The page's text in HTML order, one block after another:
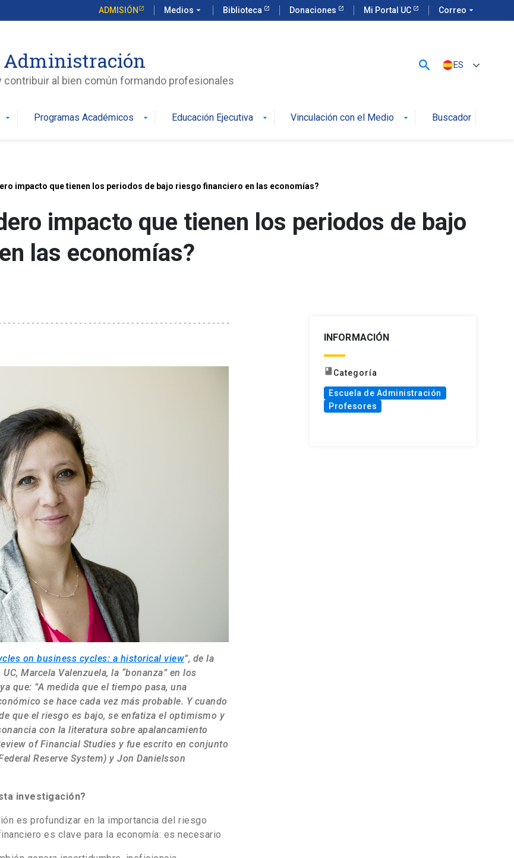
ADMISIÓN Medios arrow_drop_down Biblioteca Donaciones Mi Portal UC Correo arrow_drop_down
Administración
contribuir al bien común formando profesionales
search ES
arrow_drop_down Programas Académicos arrow_drop_down Educación Ejecutiva arrow_drop_down Vinculación con el Medio arrow_drop_down Buscador
impacto que tienen los periodos de bajo riesgo financiero en las economías?
impacto que tienen los periodos de bajo
las economías?
on business cycles: a historical view”, de la
Marcela Valenzuela, la “bonanza” en los
que: ”A medida que el tiempo pasa, una
se hace cada vez más probable. Y cuando
que el riesgo es bajo, se enfatiza el optimismo y
con la literatura sobre apalancamiento
of Financial Studies y fue escrito en conjunto
Reserve System) y Jon Danielsson
investigación?
es profundizar en la importancia del riesgo
es clave para la economía: es necesario
INFORMACIÓN
bookCategoría
Escuela de Administración
Profesores